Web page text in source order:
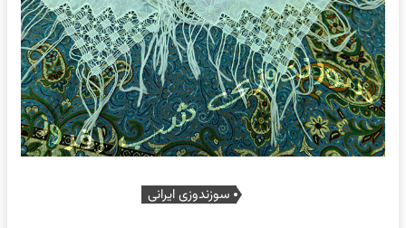
سوزندوزی ایرانی